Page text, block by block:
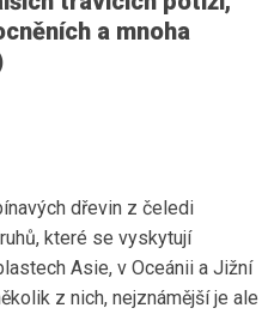
a mnoha
dřevin z čeledi
které se vyskytují
Asie, v Oceánii a Jižní
z nich, nejznámější je ale